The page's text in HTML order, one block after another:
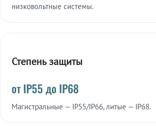
низковольтные системы.
Степень защиты
от IP55 до IP68
Магистральные — IP55/IP66, литые — IP68.